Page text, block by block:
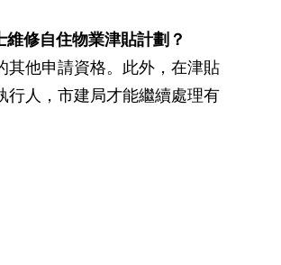
修自住物業津貼計劃？
其他申請資格。此外，在津貼
行人，市建局才能繼續處理有